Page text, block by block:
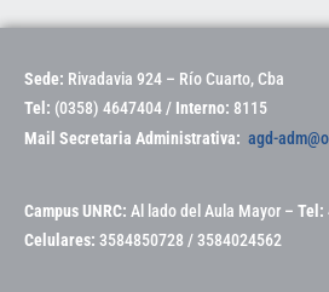
Sede: Rivadavia 924 – Río Cuarto, Cba
Tel: (0358) 4647404 / Interno: 8115
Mail Secretaria Administrativa: agd-
Campus UNRC: Al lado del Aula Mayor – Tel:
Celulares: 3584850728 / 3584024562